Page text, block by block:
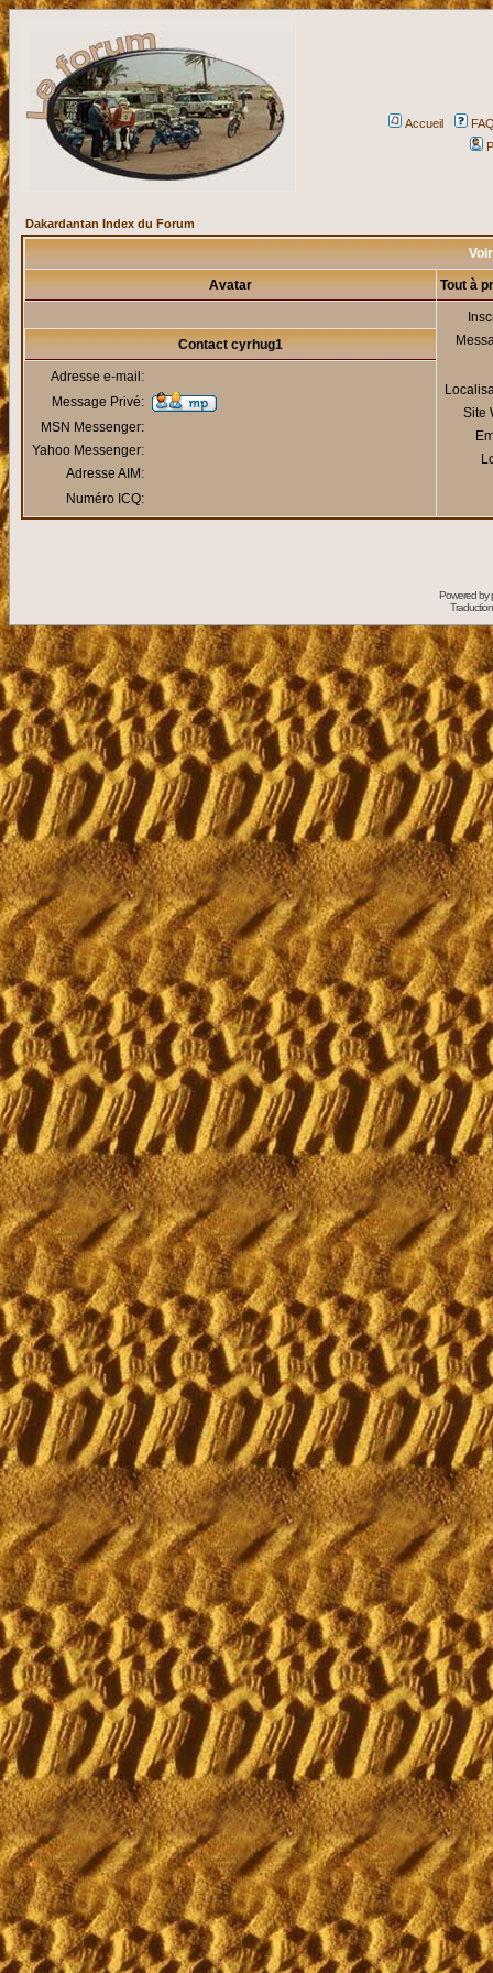
Accueil
Dakardantan Index du Forum
Avatar Tout à
Site
Contact cyrhug1
Adresse e-mail:
Message Privé:
MSN Messenger:
Yahoo Messenger:
Adresse AIM:
Numéro ICQ:
Powered by